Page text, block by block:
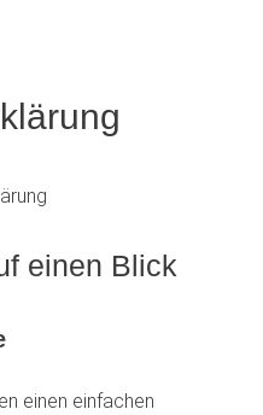
einen Blick
einen einfachen